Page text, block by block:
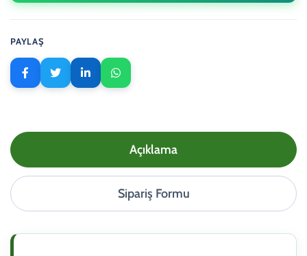
PAYLAŞ
Açıklama
Sipariş Formu